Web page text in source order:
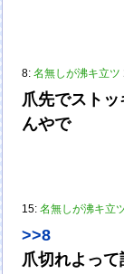
8:名無しが沸キ立ツ
爪先でスト
んやで
15:名無しが沸キ立
>>8
爪切れよっ